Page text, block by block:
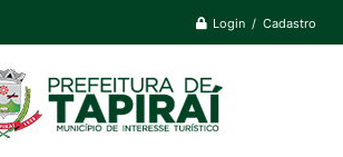
Login / Cadastro